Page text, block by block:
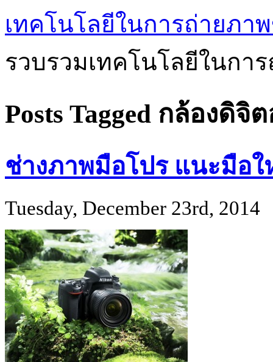
เทคโนโลยีในการถ่ายภา
รวบรวมเทคโนโลยีในกา
Posts Tagged กล้องดิจิ
ช่างภาพมือโปร แนะมือใ
Tuesday, December 23rd, 2014